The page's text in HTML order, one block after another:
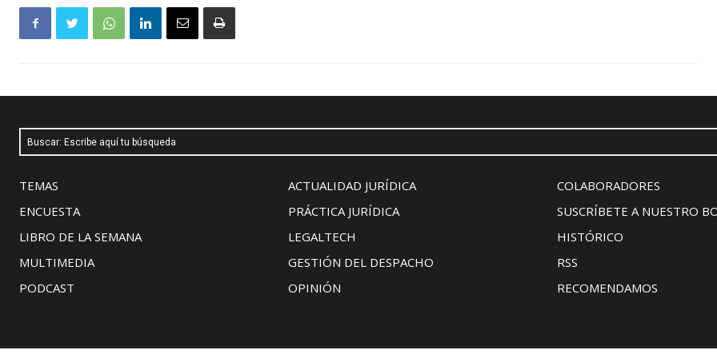
Buscar: Escribe aquí tu búsqueda
TEMAS
ENCUESTA
LIBRO DE LA SEMANA
MULTIMEDIA
PODCAST
ACTUALIDAD JURÍDICA
PRÁCTICA JURÍDICA
LEGALTECH
GESTIÓN DEL DESPACHO
OPINIÓN
COLABORADORES
SUSCRÍBETE A NUESTRO
HISTÓRICO
RSS
RECOMENDAMOS